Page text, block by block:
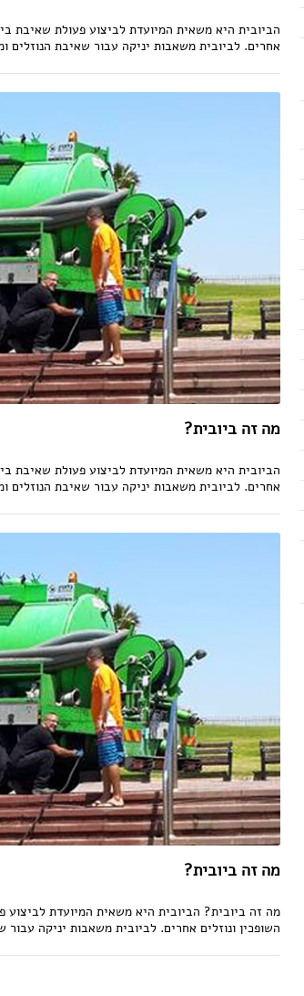
הביובית היא משאית המיועדת לביצוע פעולת שאיבת
אחרים. לביובית משאבות יניקה עבור שאיבת
מה זה ביובית?
הביובית היא משאית המיועדת לביצוע פעולת שאיבת
אחרים. לביובית משאבות יניקה עבור שאיבת
מה זה ביובית?
מה זה ביובית? הביובית היא משאית המיועדת לביצוע
השופכין ונוזלים אחרים. לביובית משאבות יניקה